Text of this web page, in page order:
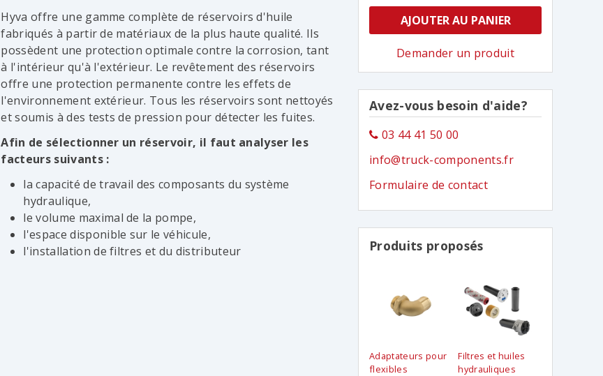
Hyva offre une gamme complète de réservoirs d'huile
fabriqués à partir de matériaux de la plus haute qualité. Ils
possèdent une protection optimale contre la corrosion, tant
à l'intérieur qu'à l'extérieur. Le revêtement des réservoirs
offre une protection permanente contre les effets de
l'environnement extérieur. Tous les réservoirs sont nettoyés
et soumis à des tests de pression pour détecter les fuites.
Afin de sélectionner un réservoir, il faut analyser les
facteurs suivants :
la capacité de travail des composants du système
hydraulique,
le volume maximal de la pompe,
l'espace disponible sur le véhicule,
l'installation de filtres et du distributeur
AJOUTER AU PANIER
Demander un produit
Avez-vous besoin d'aide?
03 44 41 50 00
info@truck-components.fr
Formulaire de contact
Produits proposés
Adaptateurs pour
flexibles
Filtres et huiles
hydrauliques